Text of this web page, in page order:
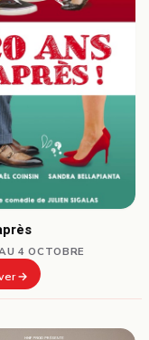
4 OCTOBRE